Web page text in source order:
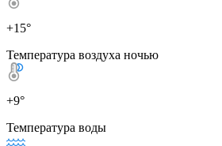
+15°
Температура воздуха ночью
+9°
Температура воды